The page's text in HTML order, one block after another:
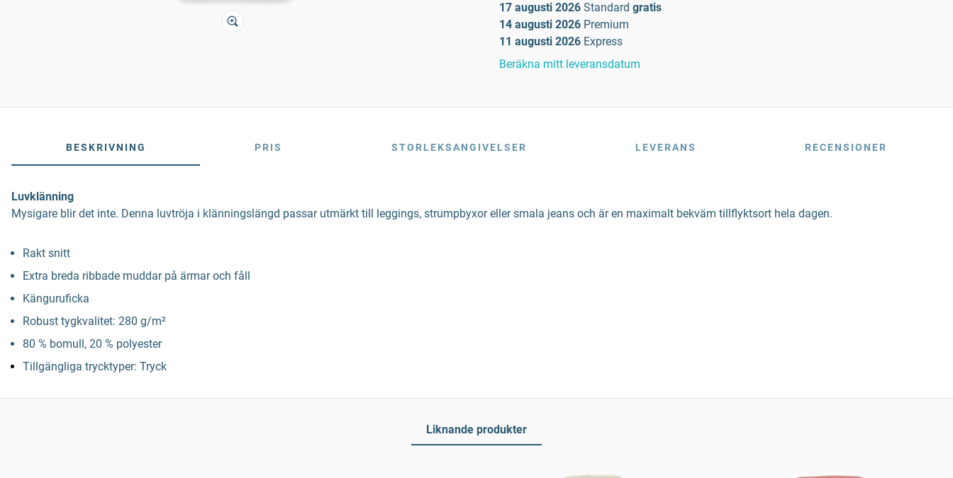
17 augusti 2026 Standard gratis
14 augusti 2026 Premium
11 augusti 2026 Express
Beräkna mitt leveransdatum
BESKRIVNING PRIS STORLEKSANGIVELSER LEVERANS RECENSIONER
Luvklänning
Mysigare blir det inte. Denna luvtröja i klänningslängd passar utmärkt till leggings, strumpbyxor eller smala jeans och är en maximalt bekväm tillflyktsort hela dagen.
Rakt snitt
Extra breda ribbade muddar på ärmar och fåll
Känguruficka
Robust tygkvalitet: 280 g/m²
80 % bomull, 20 % polyester
Tillgängliga trycktyper: Tryck
Liknande produkter